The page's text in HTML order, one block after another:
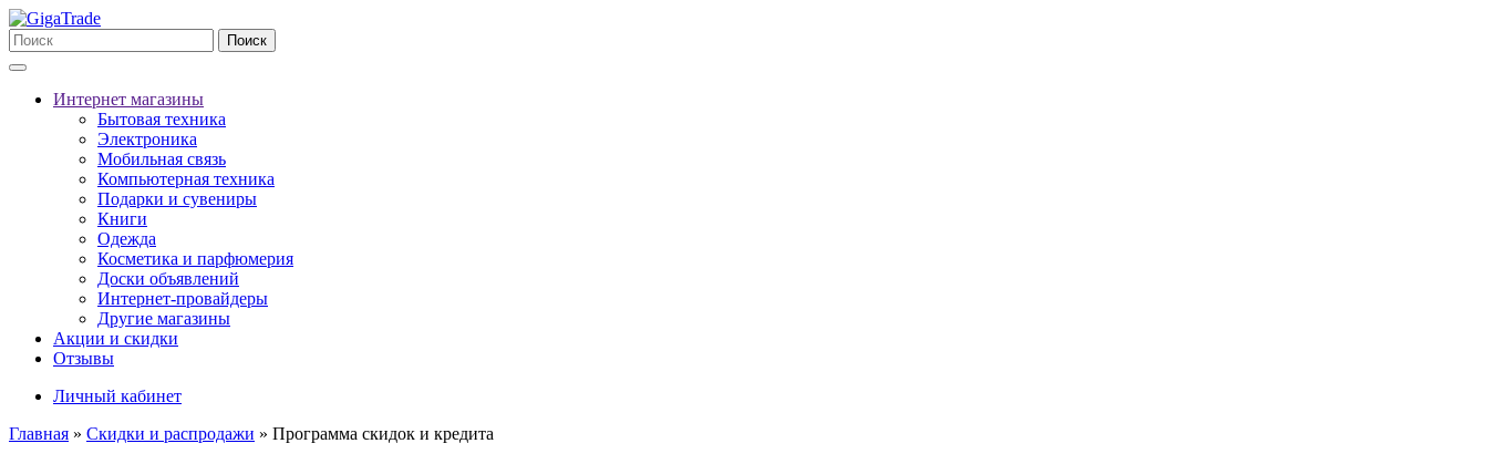
Поиск
Интернет магазины
Бытовая техника
Электроника
Мобильная связь
Компьютерная техника
Подарки и сувениры
Книги
Одежда
Косметика и парфюмерия
Доски объявлений
Интернет-провайдеры
Другие магазины
Акции и скидки
Отзывы
Личный кабинет
Главная » Скидки и распродажи » Программа скидок и кредита